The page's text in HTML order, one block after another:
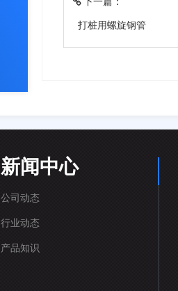
打桩用螺旋钢管
新闻中心
公司动态
行业动态
产品知识